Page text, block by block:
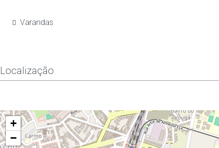
Varandas
Localização
+
−